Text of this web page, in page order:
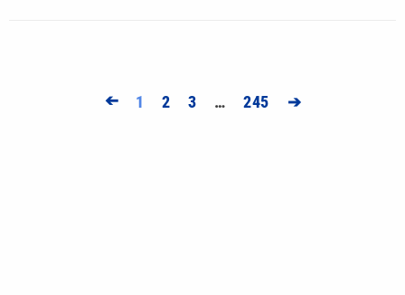
➔ 1 2 3 … 245 ➔